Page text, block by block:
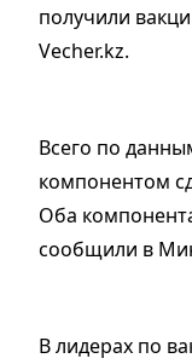
получили
Vecher.kz.
Всего по
компонентом
Оба
сообщили в
В лидерах по